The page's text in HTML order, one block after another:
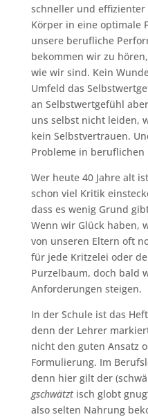
schneller und
Körper in eine optimale
unsere berufliche
bekommen wir zu
wie wir sind. Kein
Umfeld das
an Selbstwertgefühl
uns selbst nicht leiden,
kein Selbstvertrauen.
Probleme in
Wer heute 40 Jahre alt
schon viel Kritik
dass es wenig Grund
Wenn wir Glück haben,
von unseren Eltern oft
für jede Kritzelei oder
Purzelbaum, doch bald
Anforderungen steigen.
In der Schule ist das
denn der Lehrer
nicht den guten Ansatz
Formulierung. Im
denn hier gilt der
gschwätztisch globt
also selten Nahrung